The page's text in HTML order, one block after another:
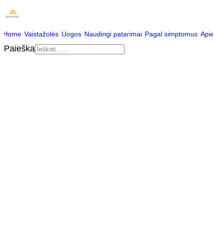
Home Vaistažolės Uogos Naudingi patarimai Pagal simptomus Apie
Paieška